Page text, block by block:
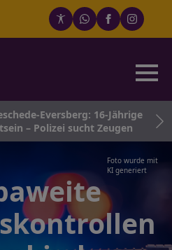
Eversberg: 16-Jährige
– Polizei sucht Zeugen
Foto wurde mit
KI generiert